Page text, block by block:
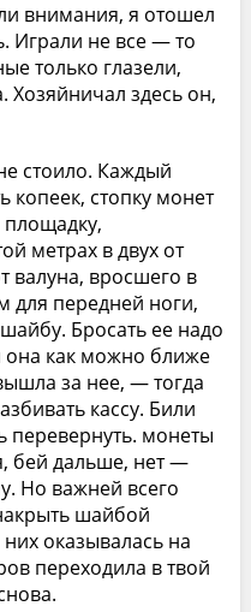
внимания, я отошел
Играли не все — то
только глазели,
Хозяйничал здесь он,
стоило. Каждый
копеек, стопку монет
метрах в двух от
валуна, вросшего в
для передней ноги,
Бросать ее надо
она как можно ближе
за нее, — тогда
кассу. Били
перевернуть. монеты
бей дальше, нет —
Но важней всего
шайбой
оказывалась на
переходила в твой